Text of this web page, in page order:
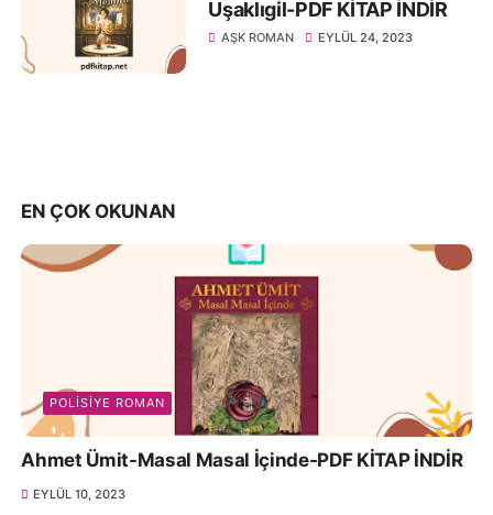
Uşaklıgil-PDF KİTAP İNDİR
AŞK ROMAN EYLÜL 24, 2023
EN ÇOK OKUNAN
POLISIYE ROMAN
Ahmet Ümit-Masal Masal İçinde-PDF KİTAP İNDİR
EYLÜL 10, 2023